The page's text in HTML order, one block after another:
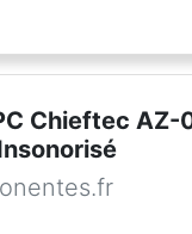
Chieftec AZ-